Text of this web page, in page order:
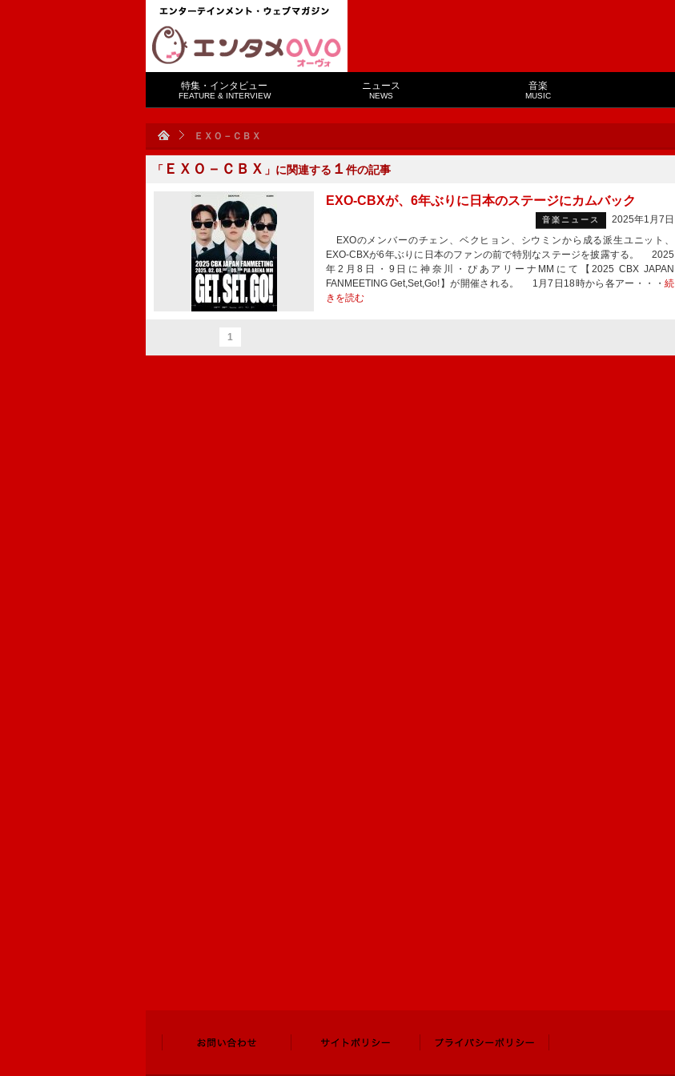
特集・インタビュー
FEATURE & INTERVIEW
ニュース
NEWS
音楽
MUSIC
ＥＸＯ－ＣＢＸ
「 ＥＸＯ－ＣＢＸ 」に関連する １ 件の記事
EXO-CBXが、6年ぶりに日本のステージにカムバック
音楽ニュース
2025年1月7日
EXOのメンバーのチェン、ベクヒョン、シウミンから成る派生ユニット、
EXO-CBXが6年ぶりに日本のファンの前で特別なステージを披露する。 2025
年2月8日・9日に神奈川・ぴあアリーナMMにて【2025 CBX JAPAN
FANMEETING Get,Set,Go!】が開催される。 1月7日18時から各アー・・・ 続
きを読む
1